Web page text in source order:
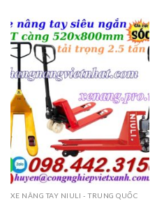
XE NÂNG TAY NIULI - TRUNG QUỐC